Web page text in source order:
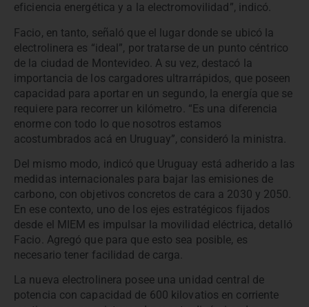
eficiencia energética y a la electromovilidad”, indicó.
Facio, en tanto, señaló que el lugar donde se ubicó la
electrolinera es “ideal”, por tratarse de un punto céntrico
de la ciudad de Montevideo. A su vez, destacó la
importancia de los cargadores ultrarrápidos, que poseen
capacidad para aportar en un segundo, la energía que se
requiere para recorrer un kilómetro. “Es una diferencia
enorme con todo lo que nosotros estamos
acostumbrados acá en Uruguay”, consideró la ministra.
Del mismo modo, indicó que Uruguay está adherido a las
medidas internacionales para bajar las emisiones de
carbono, con objetivos concretos de cara a 2030 y 2050.
En ese contexto, uno de los ejes estratégicos fijados
desde el MIEM es impulsar la movilidad eléctrica, detalló
Facio. Agregó que para que esto sea posible, es
necesario tener facilidad de carga.
La nueva electrolinera posee una unidad central de
potencia con capacidad de 600 kilovatios en corriente